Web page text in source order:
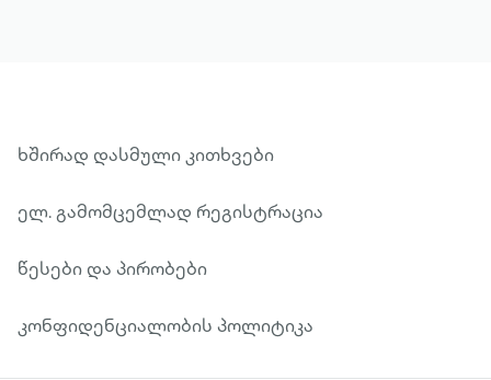
ხშირად დასმული კითხვები
ელ. გამომცემლად რეგისტრაცია
წესები და პირობები
კონფიდენციალობის პოლიტიკა